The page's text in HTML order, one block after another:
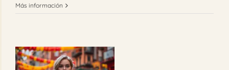
Más información